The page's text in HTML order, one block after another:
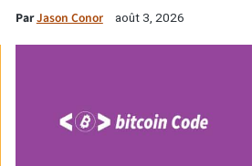
ParJason Conor août 3, 2026